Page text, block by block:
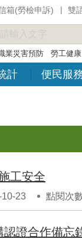
箱(勞檢申訴) 雙
業災害預防 勞工健康
計 便民服
工安全
23 點閱次